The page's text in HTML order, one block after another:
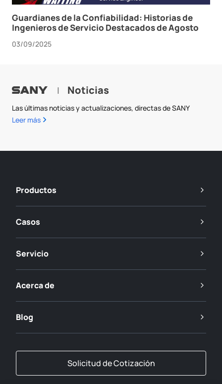
Guardianes de la Confiabilidad: Historias de
Ingenieros de Servicio Destacados de Agosto
03/09/2025
| Noticias
Las últimas noticias y actualizaciones, directas de SANY
Leer más
Productos
Casos
Servicio
Acerca de
Blog
Solicitud de Cotización